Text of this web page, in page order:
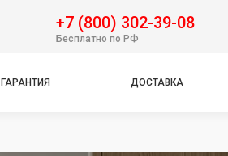
+7 (800) 302-39-08
Бесплатно по РФ
ГАРАНТИЯ ДОСТАВКА